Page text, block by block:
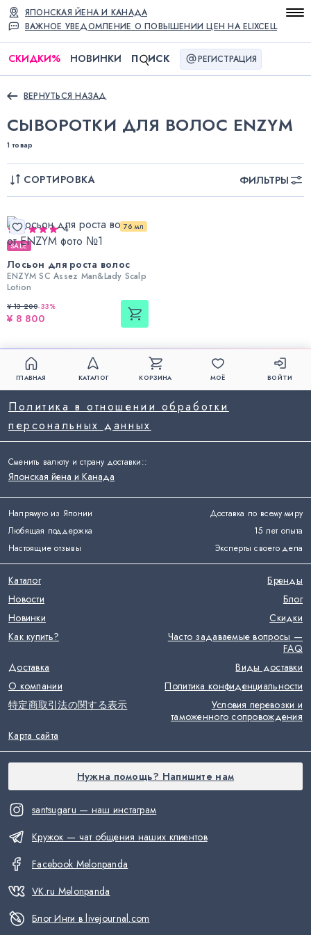
ВАЖНОЕ УВЕДОМЛЕНИЕ О ПОВЫШЕНИИ ЦЕН НА ELIXCELL
ЯПОНСКАЯ ЙЕНА И КАНАДА
СКИДКИ% НОВИНКИ П ИСК РЕГИСТРАЦИЯ
ВЕРНУТЬСЯ НАЗАД
СЫВОРОТКИ ДЛЯ ВОЛОС ENZYM
1 товар
СОРТИРОВКА ФИЛЬТРЫ
76 мл
4
SALE
Лосьон для роста волос
ENZYM SC Assez Man&Lady Scalp
Lotion
¥ 13 200-33%
¥ 8 800
ГЛАВНАЯ КАТАЛОГ КОРЗИНА МОЁ ВОЙТИ
Напрямую из Японии
Доставка по всему миру
Любящая поддержка
15 лет опыта
Настоящие отзывы
Эксперты своего дела
santsugaru — наш инстаграм
Кружок — чат общения наших клиентов
Facebook Melonpanda
VK.ru Melonpanda
Блог Инги в livejournal.com
Политика в отношении обработки
персональных данных
Каталог
Бренды
Новости
Блог
Новинки
Скидки
Как купить?
Часто задаваемые вопросы —
FAQ
Доставка
Виды доставки
О компании
Политика конфиденциальности
特定商取引法の関する表示
Условия перевозки и
таможенного сопровождения
Карта сайта
Сменить валюту и страну доставки::
Японская йена и Канада
Нужна помощь? Напишите нам